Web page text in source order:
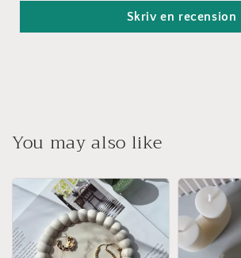
Skriv en recension
You may also like